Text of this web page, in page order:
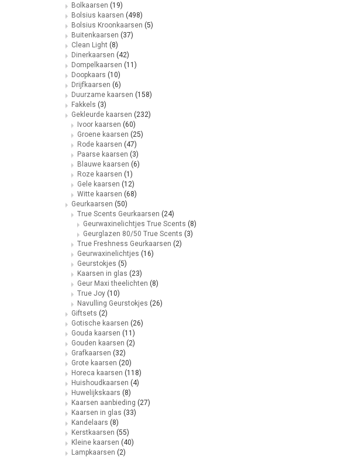
Bolkaarsen (19)
Bolsius kaarsen (498)
Bolsius Kroonkaarsen (5)
Buitenkaarsen (37)
Clean Light (8)
Dinerkaarsen (42)
Dompelkaarsen (11)
Doopkaars (10)
Drijfkaarsen (6)
Duurzame kaarsen (158)
Fakkels (3)
Gekleurde kaarsen (232)
Ivoor kaarsen (60)
Groene kaarsen (25)
Rode kaarsen (47)
Paarse kaarsen (3)
Blauwe kaarsen (6)
Roze kaarsen (1)
Gele kaarsen (12)
Witte kaarsen (68)
Geurkaarsen (50)
True Scents Geurkaarsen (24)
Geurwaxinelichtjes True Scents (8)
Geurglazen 80/50 True Scents (3)
True Freshness Geurkaarsen (2)
Geurwaxinelichtjes (16)
Geurstokjes (5)
Kaarsen in glas (23)
Geur Maxi theelichten (8)
True Joy (10)
Navulling Geurstokjes (26)
Giftsets (2)
Gotische kaarsen (26)
Gouda kaarsen (11)
Gouden kaarsen (2)
Grafkaarsen (32)
Grote kaarsen (20)
Horeca kaarsen (118)
Huishoudkaarsen (4)
Huwelijkskaars (8)
Kaarsen aanbieding (27)
Kaarsen in glas (33)
Kandelaars (8)
Kerstkaarsen (55)
Kleine kaarsen (40)
Lampkaarsen (2)